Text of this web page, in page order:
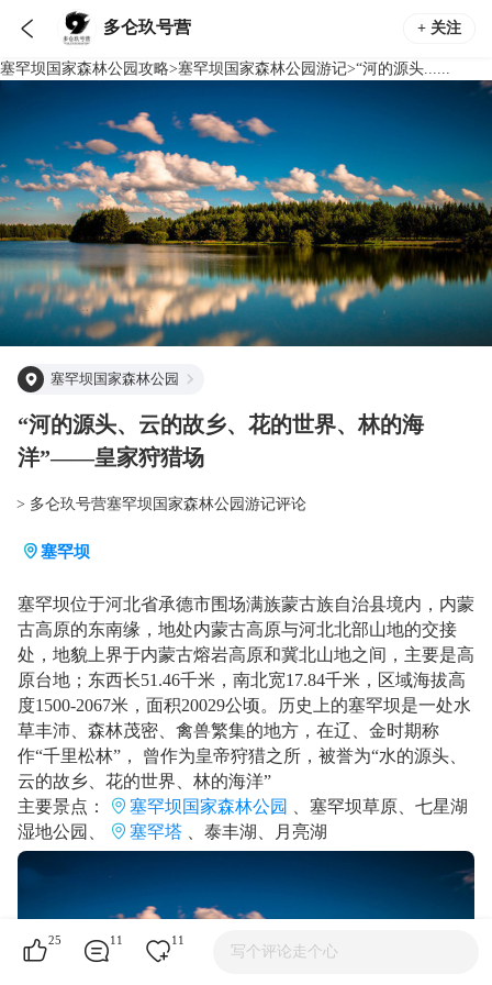
 多仑玖号营 + 关注
塞罕坝国家森林公园 攻略>塞罕坝国家森林公园 游记>“河的源头......
塞罕坝国家森林公园
“河的源头、云的故乡、花的世界、林的海
洋”——皇家狩猎场
> 多仑玖号营塞罕坝国家森林公园游记评论
塞罕坝
塞罕坝位于河北省承德市围场满族蒙古族自治县境内，内蒙
古高原的东南缘，地处内蒙古高原与河北北部山地的交接
处，地貌上界于内蒙古熔岩高原和冀北山地之间，主要是高
原台地；东西长51.46千米，南北宽17.84千米，区域海拔高
度1500-2067米，面积20029公顷。历史上的塞罕坝是一处水
草丰沛、森林茂密、禽兽繁集的地方，在辽、金时期称
作“千里松林”， 曾作为皇帝狩猎之所，被誉为“水的源头、
云的故乡、花的世界、林的海洋”
主要景点：
塞罕坝国家森林公园
、塞罕坝草原、七星湖
湿地公园、
塞罕塔 、泰丰湖、月亮湖
25 11 11
写个评论走个心